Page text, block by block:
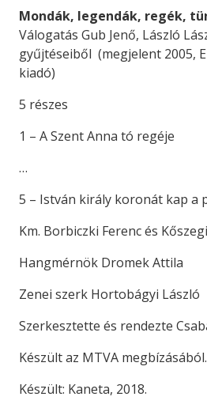
Mondák, legendák, regék,
Válogatás Gub Jenő, László
gyűjtéseiből (megjelent 2005,
kiadó)
5 részes
1 – A Szent Anna tó regéje
…
5 – István király koronát kap a
Km. Borbiczki Ferenc és
Hangmérnök Dromek Attila
Zenei szerk Hortobágyi László
Szerkesztette és rendezte
Készült az MTVA megbízásából.
Készült: Kaneta, 2018.